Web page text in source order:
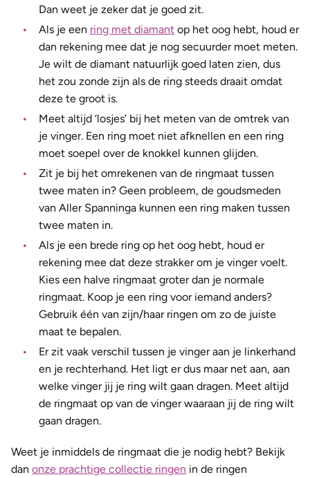
Dan weet je zeker dat je goed zit.
Als je een ring met diamant op het oog hebt, houd er
dan rekening mee dat je nog secuurder moet meten.
Je wilt de diamant natuurlijk goed laten zien, dus
het zou zonde zijn als de ring steeds draait omdat
deze te groot is.
Meet altijd ‘losjes’ bij het meten van de omtrek van
je vinger. Een ring moet niet afknellen en een ring
moet soepel over de knokkel kunnen glijden.
Zit je bij het omrekenen van de ringmaat tussen
twee maten in? Geen probleem, de goudsmeden
van Aller Spanninga kunnen een ring maken tussen
twee maten in.
Als je een brede ring op het oog hebt, houd er
rekening mee dat deze strakker om je vinger voelt.
Kies een halve ringmaat groter dan je normale
ringmaat. Koop je een ring voor iemand anders?
Gebruik één van zijn/haar ringen om zo de juiste
maat te bepalen.
Er zit vaak verschil tussen je vinger aan je linkerhand
en je rechterhand. Het ligt er dus maar net aan, aan
welke vinger jij je ring wilt gaan dragen. Meet altijd
de ringmaat op van de vinger waaraan jij de ring wilt
gaan dragen.
Weet je inmiddels de ringmaat die je nodig hebt? Bekijk
dan onze prachtige collectie ringen in de ringen